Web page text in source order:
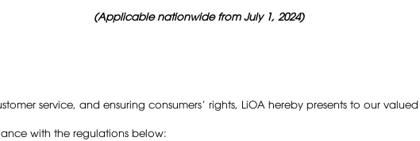
(Applicable nationwide from July 1, 2024)
service, and ensuring consumers’ rights, LiOA hereby presents to our
with the regulations below: